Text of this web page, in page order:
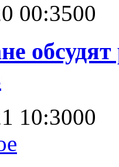
00:3500
10:3000